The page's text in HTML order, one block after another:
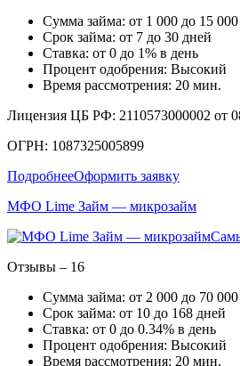
Сумма займа: от 1 000 до 15 000
Срок займа: от 7 до 30 дней
Ставка: от 0 до 1% в день
Процент одобрения: Высокий
Время рассмотрения: 20 мин.
Лицензия ЦБ РФ: 2110573000002 от
ОГРН: 1087325005899
ПодробнееОформить заявку
МФО Lime Займ — микрозайм
Отзывы – 16
Сумма займа: от 2 000 до 70
Срок займа: от 10 до 168 дней
Ставка: от 0 до 0.34% в день
Процент одобрения: Высокий
Время рассмотрения: 20 мин.